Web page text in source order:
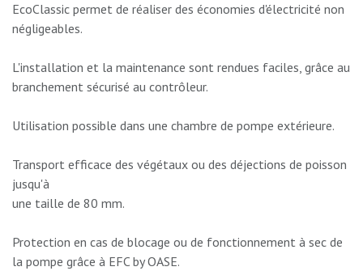
EcoClassic permet de réaliser des économies d'électricité non
négligeables.
L'installation et la maintenance sont rendues faciles, grâce au
branchement sécurisé au contrôleur.
Utilisation possible dans une chambre de pompe extérieure.
Transport efficace des végétaux ou des déjections de poisson
jusqu'à
une taille de 80 mm.
Protection en cas de blocage ou de fonctionnement à sec de
la pompe grâce à EFC by OASE.